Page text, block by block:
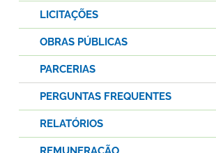
LICITAÇÕES
OBRAS PÚBLICAS
PARCERIAS
PERGUNTAS FREQUENTES
RELATÓRIOS